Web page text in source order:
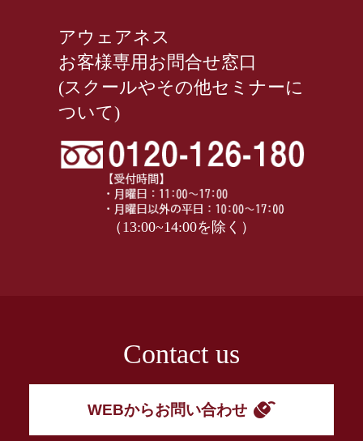
アウェアネス
お客様専用お問合せ窓口
(スクールやその他セミナーに
ついて)
（13:00~14:00を除く）
Contact us
WEBからお問い合わせ